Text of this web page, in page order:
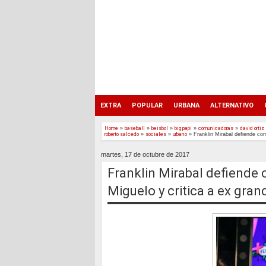
EXTRA POPULAR URBANA ALTERNATIVO
Home » baseball » beisbol » big papi » comunicadoras » david ortiz
roberto salcedo » sociales » urbano » Franklin Mirabal defiende
martes, 17 de octubre de 2017
Franklin Mirabal defiende
Miguelo y critica a ex